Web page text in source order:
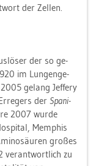
der Zel­len.
der so ge­
im Lun­gen­ge­
ge­lang Jef­fe­ry
der Spa­ni­
2007 wurde
Mem­phis
gro­ßes
ver­ant­wort­lich zu